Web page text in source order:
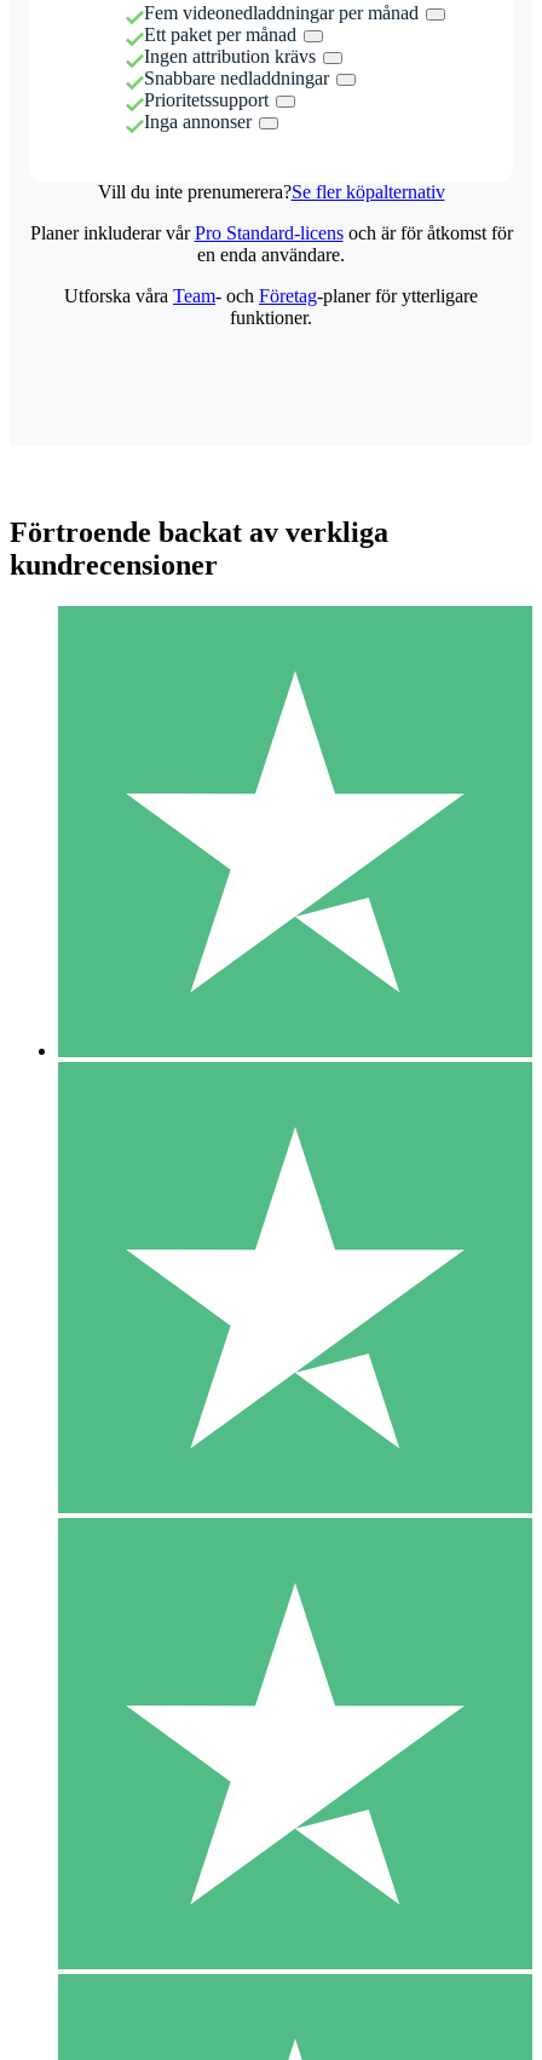
Fem videonedladdningar per månad
Ett paket per månad
Ingen attribution krävs
Snabbare nedladdningar
Prioritetssupport
Inga annonser
Vill du inte prenumerera?Se fler köpalternativ
Individuella Kreditpaket
Betala per användning med nedladdningskrediter. Inget
1 Nedladdningar
10 00
10 Nedladdningar
20 00
Planer inkluderar vårPro Standard-licensoch är för åtkomst för
en enda användare.
Utforska våra Team- och Företag-planer för ytterligare
funktioner.
Förtroende backat av verkliga
kundrecensioner